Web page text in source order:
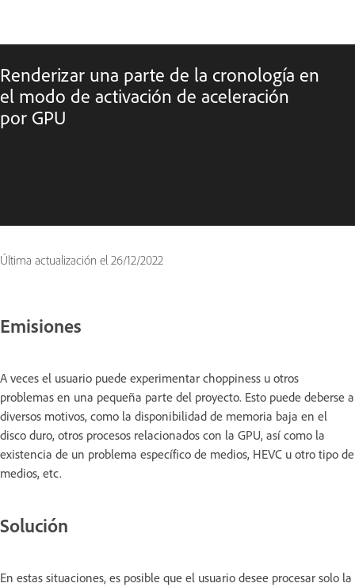
Renderizar una parte de la cronología en
el modo de activación de aceleración
por GPU
Última actualización el 26/12/2022
Emisiones
A veces el usuario puede experimentar choppiness u otros
problemas en una pequeña parte del proyecto. Esto puede deberse a
diversos motivos, como la disponibilidad de memoria baja en el
disco duro, otros procesos relacionados con la GPU, así como la
existencia de un problema específico de medios, HEVC u otro tipo de
medios, etc.
Solución
En estas situaciones, es posible que el usuario desee procesar solo la